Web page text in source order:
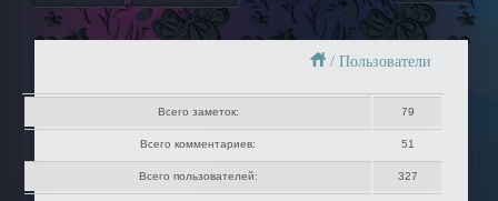
/ Пользователи
Всего заметок: 79
Всего комментариев: 51
Всего пользователей: 327